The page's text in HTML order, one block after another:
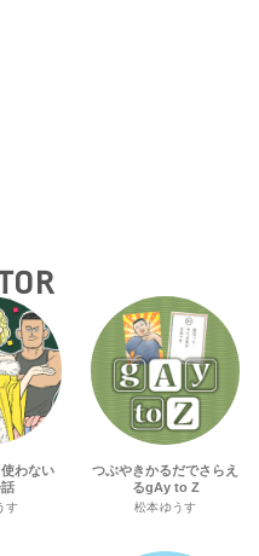
わない
す
つぶやきかるだでさらえ
るgAy to Z
松本ゆうす